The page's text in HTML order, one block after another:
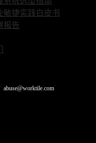
敏捷实践白皮书
报告